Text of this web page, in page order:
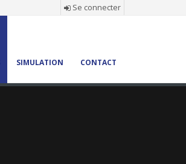
Se connecter
SIMULATION CONTACT